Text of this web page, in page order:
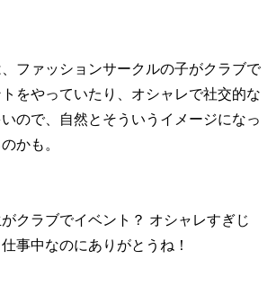
ファッションサークルの子がクラブで
をやっていたり、オシャレで社交的な
ので、自然とそういうイメージになっ
かも。
クラブでイベント？ オシャレすぎじ
事中なのにありがとうね！